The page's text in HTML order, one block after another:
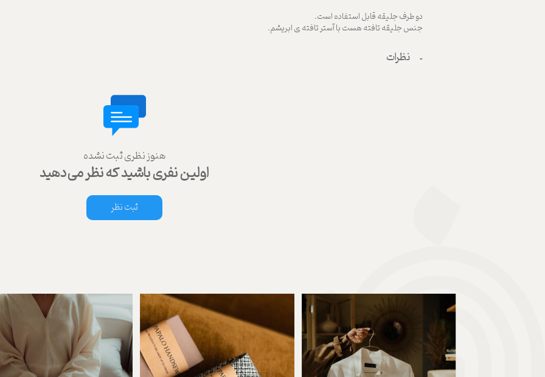
دو طرف جلیقه قابل استفاده است.
جنس جلیقه تافته هست با آستر تافته ی ابریشم.
نظرات
هنوز نظری ثبت نشده
اولین نفری باشید که نظر می‌دهید
ثبت نظر